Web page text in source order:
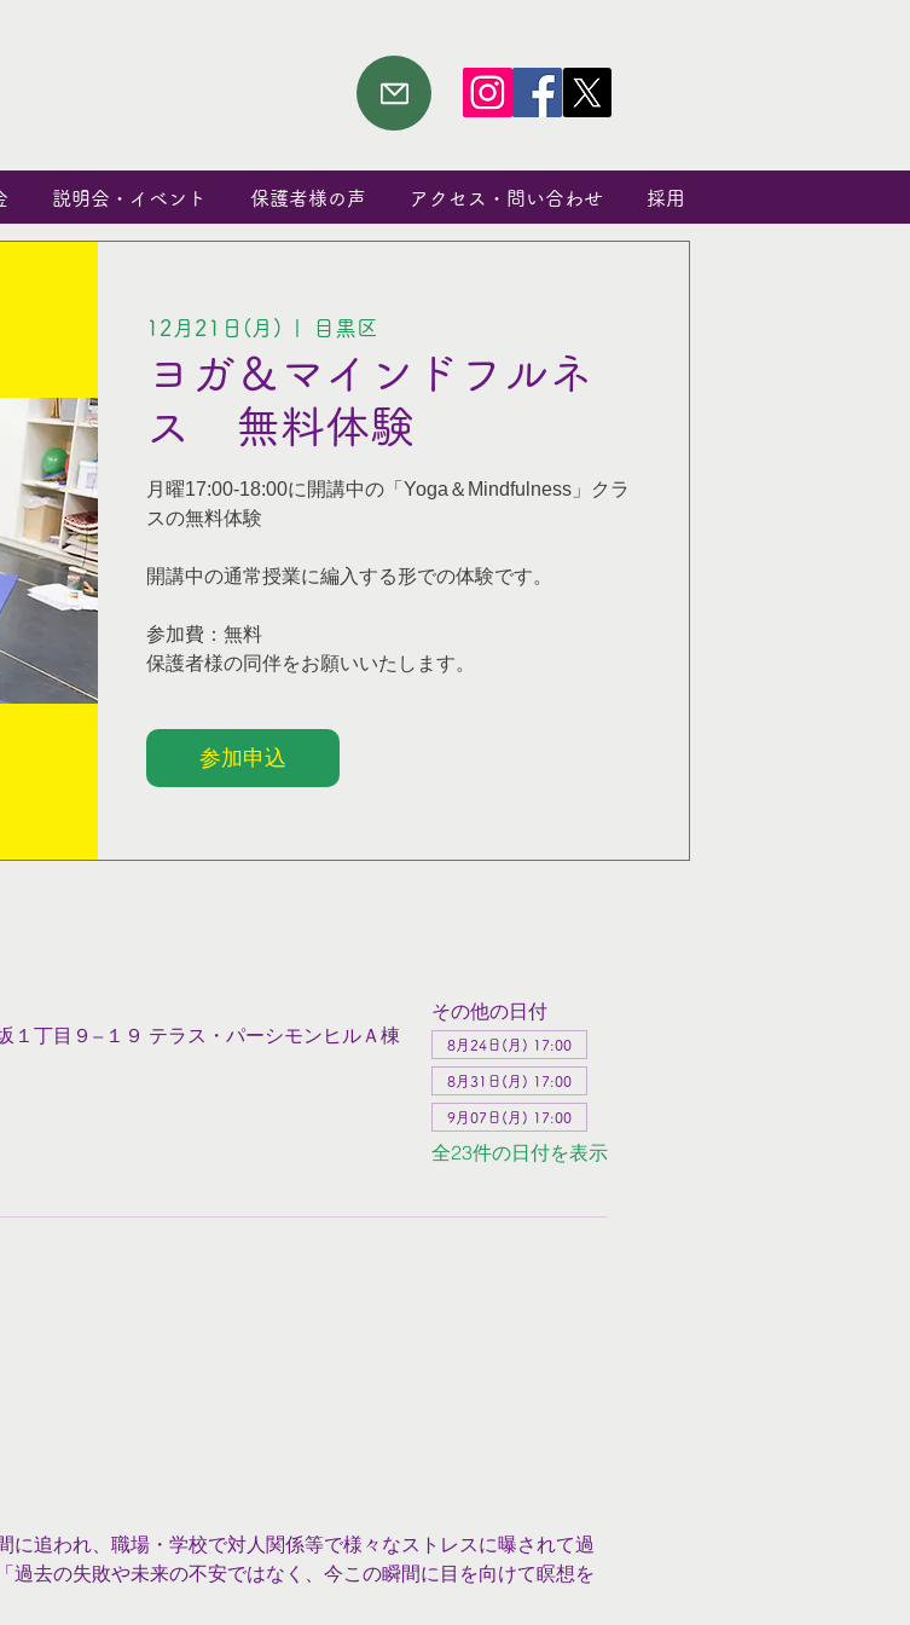
説明会・イベント 保護者様の声 アクセス・問い合わせ 採用
12月21日(月) 目黒区
ヨガ＆マインドフルネ
ス 無料体験
月曜17:00-18:00に開講中の「Yoga＆Mindfulness」クラ
スの無料体験
開講中の通常授業に編入する形での体験です。
参加費：無料
保護者様の同伴をお願いいたします。
参加申込
１丁目９−１９ テラス・パーシモンヒルＡ棟
その他の日付
8月24日(月) 17:00
8月31日(月) 17:00
9月07日(月) 17:00
全23件の日付を表示
追われ、職場・学校で対人関係等で様々なストレスに曝されて過
過去の失敗や未来の不安ではなく、今この瞬間に目を向けて瞑想を